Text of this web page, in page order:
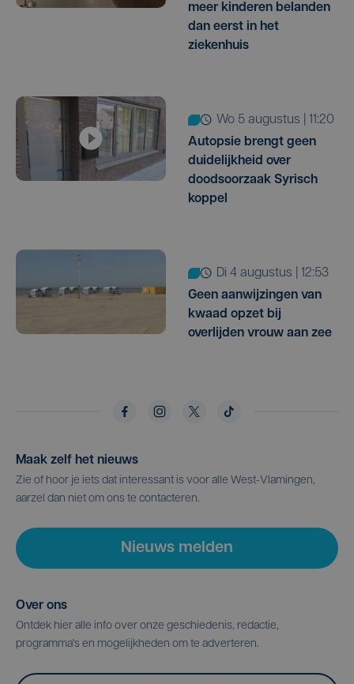
meer kinderen belanden
dan eerst in het
ziekenhuis
wo 5 augustus | 11:20
Autopsie brengt geen
duidelijkheid over
doodsoorzaak Syrisch
koppel
di 4 augustus | 12:53
Geen aanwijzingen van
kwaad opzet bij
overlijden vrouw aan zee
Maak zelf het nieuws
Zie of hoor je iets dat interessant is voor alle West-Vlamingen,
aarzel dan niet om ons te contacteren.
Nieuws melden
Over ons
Ontdek hier alle info over onze geschiedenis, redactie,
programma's en mogelijkheden om te adverteren.